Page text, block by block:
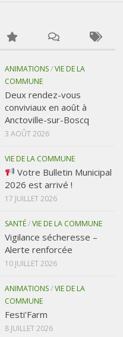
ANIMATIONS/VIE DE LA
COMMUNE
Deux rendez-vous
conviviaux en août à
Anctoville-sur-Boscq
3 AOÛT 2026
VIE DE LA COMMUNE
Votre Bulletin Municipal
2026 est arrivé !
17 JUILLET 2026
SANTÉ/VIE DE LA COMMUNE
Vigilance sécheresse –
Alerte renforcée
10 JUILLET 2026
ANIMATIONS/VIE DE LA
COMMUNE
Festi’Farm
8 JUILLET 2026